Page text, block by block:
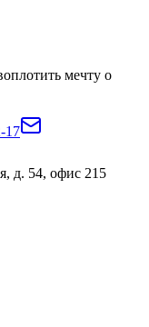
мечту о
17
д. 54, офис 215